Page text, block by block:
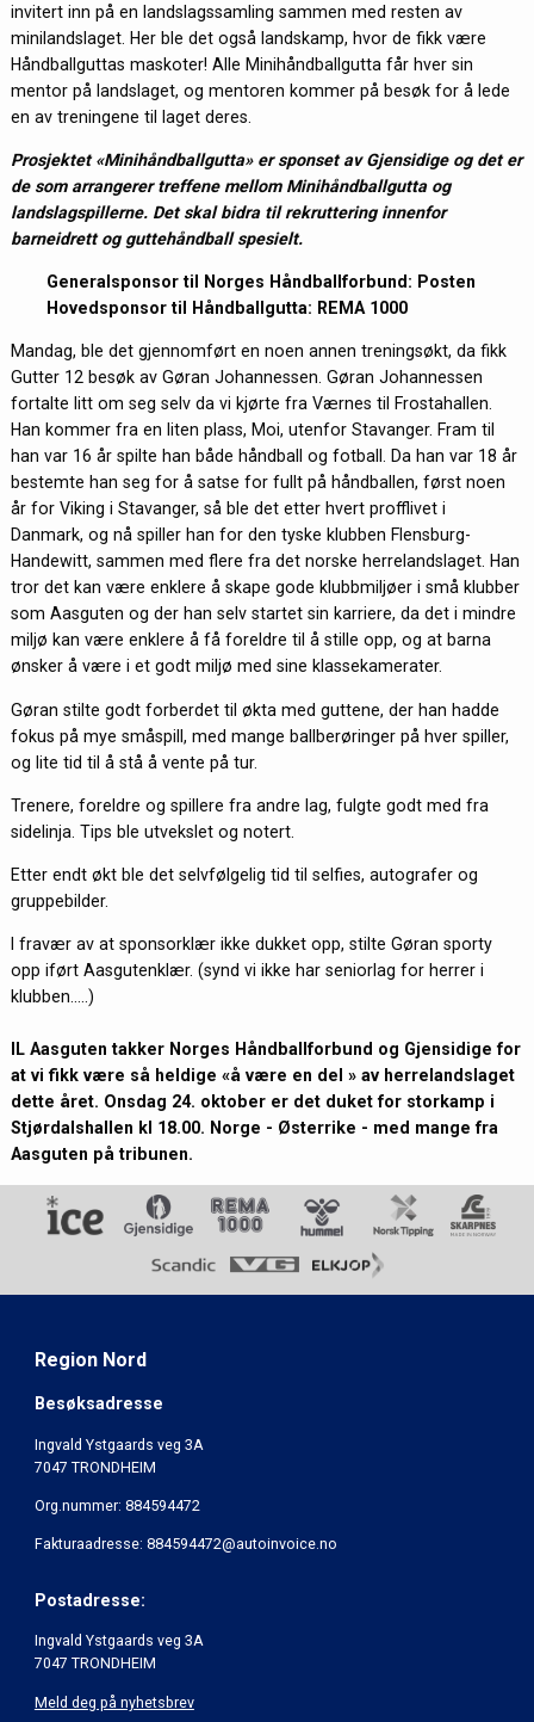
invitert inn på en landslagssamling sammen med resten av
minilandslaget. Her ble det også landskamp, hvor de fikk være
Håndballguttas maskoter! Alle Minihåndballgutta får hver sin
mentor på landslaget, og mentoren kommer på besøk for å lede
en av treningene til laget deres.
Prosjektet «Minihåndballgutta» er sponset av Gjensidige og det er
de som arrangerer treffene mellom Minihåndballgutta og
landslagspillerne. Det skal bidra til rekruttering innenfor
barneidrett og guttehåndball spesielt.
Generalsponsor til Norges Håndballforbund: Posten
Hovedsponsor til Håndballgutta: REMA 1000
Mandag, ble det gjennomført en noen annen treningsøkt, da fikk
Gutter 12 besøk av Gøran Johannessen. Gøran Johannessen
fortalte litt om seg selv da vi kjørte fra Værnes til Frostahallen.
Han kommer fra en liten plass, Moi, utenfor Stavanger. Fram til
han var 16 år spilte han både håndball og fotball. Da han var 18 år
bestemte han seg for å satse for fullt på håndballen, først noen
år for Viking i Stavanger, så ble det etter hvert profflivet i
Danmark, og nå spiller han for den tyske klubben Flensburg-
Handewitt, sammen med flere fra det norske herrelandslaget. Han
tror det kan være enklere å skape gode klubbmiljøer i små klubber
som Aasguten og der han selv startet sin karriere, da det i mindre
miljø kan være enklere å få foreldre til å stille opp, og at barna
ønsker å være i et godt miljø med sine klassekamerater.
Gøran stilte godt forberdet til økta med guttene, der han hadde
fokus på mye småspill, med mange ballberøringer på hver spiller,
og lite tid til å stå å vente på tur.
Trenere, foreldre og spillere fra andre lag, fulgte godt med fra
sidelinja. Tips ble utvekslet og notert.
Etter endt økt ble det selvfølgelig tid til selfies, autografer og
gruppebilder.
I fravær av at sponsorklær ikke dukket opp, stilte Gøran sporty
opp iført Aasgutenklær. (synd vi ikke har seniorlag for herrer i
klubben…..)
IL Aasguten takker Norges Håndballforbund og Gjensidige for
at vi fikk være så heldige «å være en del » av herrelandslaget
dette året. Onsdag 24. oktober er det duket for storkamp i
Stjørdalshallen kl 18.00. Norge - Østerrike - med mange fra
Aasguten på tribunen.
Region Nord
Besøksadresse
Ingvald Ystgaards veg 3A
7047 TRONDHEIM
Org.nummer: 884594472
Fakturaadresse: 884594472@autoinvoice.no
Postadresse:
Ingvald Ystgaards veg 3A
7047 TRONDHEIM
Meld deg på nyhetsbrev